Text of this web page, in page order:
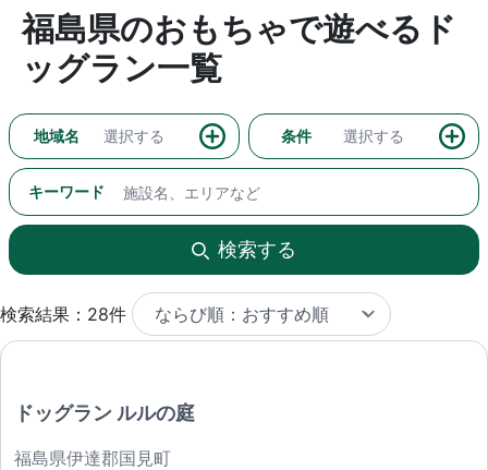
福島県のおもちゃで遊べるド
ッグラン一覧
地域名 選択する 条件 選択する
キーワード
検索する
検索結果：28件
ドッグラン ルルの庭
福島県伊達郡国見町